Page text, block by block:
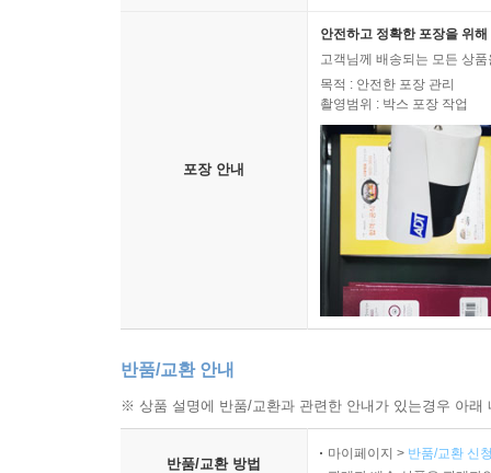
포장 안내
안전하고 정확한 포장을 위
고객님께 배송되는 모든 상
목적 : 안전한 포장 관리
촬영범위 : 박스 포장 작업
반품/교환 안내
※ 상품 설명에 반품/교환과 관련한 안내가 있는경우 아
반품/교환 방법
마이페이지 > 반품/교환 신